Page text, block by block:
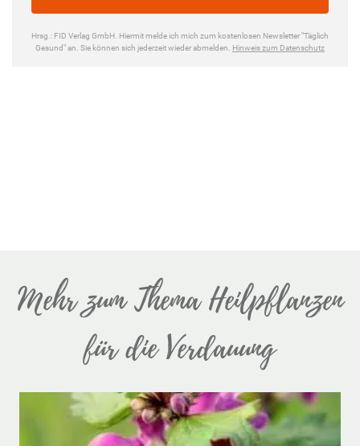
Mehr zum Thema Heilpflanzen
für die Verdauung